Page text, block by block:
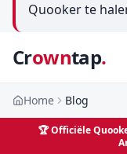
Quooker te
Crowntap.
Home Blog
🏆Officiële